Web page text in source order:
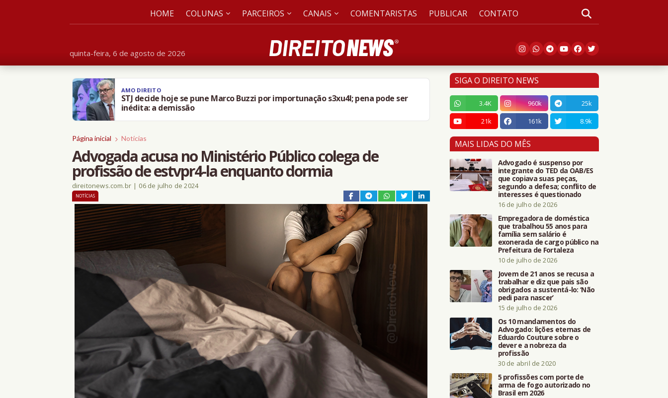
quinta-feira, 6 de agosto de 2026
HOME COLUNAS PARCEIROS CANAIS COMENTARISTAS PUBLICAR CONTATO
AMO DIREITO
STJ decide hoje se pune Marco Buzzi por importunação s3xu4l; pena pode ser
inédita: a demissão
Página inicial Notícias
Advogada acusa no Ministério Público colega de
profissão de estvpr4-la enquanto dormia
direitonews.com.br | 06 de julho de 2024
NOTÍCIAS
SIGA O DIREITO NEWS
3.4K 960k
25k
21k
161k 8.9k
MAIS LIDAS DO MÊS
Advogado é suspenso por
integrante do TED da OAB/ES
que copiava suas peças,
segundo a defesa; conflito de
interesses é questionado
16 de julho de 2026
Empregadora de doméstica
que trabalhou 55 anos para
família sem salário é
exonerada de cargo público na
Prefeitura de Fortaleza
10 de julho de 2026
Jovem de 21 anos se recusa a
trabalhar e diz que pais são
obrigados a sustentá-lo: ‘Não
pedi para nascer’
15 de julho de 2026
Os 10 mandamentos do
Advogado: lições eternas de
Eduardo Couture sobre o
dever e a nobreza da
profissão
30 de abril de 2020
5 profissões com porte de
arma de fogo autorizado no
Brasil em 2026